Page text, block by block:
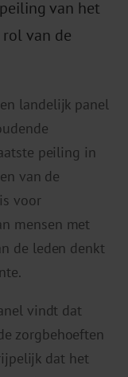
van het
rol van de
landelijk panel
peiling in
van de
voor
mensen met
de leden denkt
vindt dat
zorgbehoeften
dat het